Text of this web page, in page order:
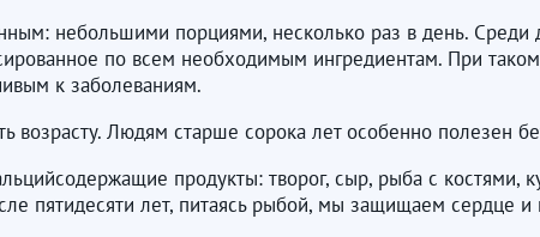
небольшими порциями, несколько раз в день.
по всем необходимым ингредиентам. При
к заболеваниям.
возрасту. Людям старше сорока лет особенно полезен
продукты: творог, сыр, рыба с костями,
пятидесяти лет, питаясь рыбой, мы защищаем сердце